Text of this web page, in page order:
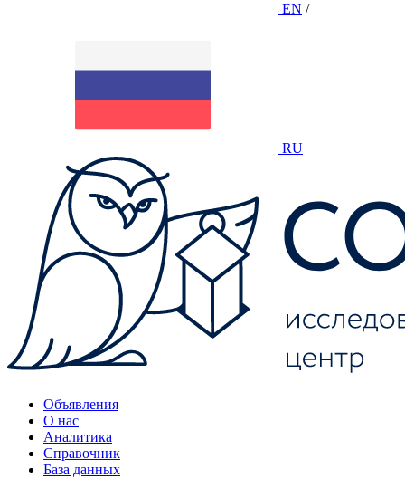
EN /
RU
Объявления
О нас
Аналитика
Справочник
База данных